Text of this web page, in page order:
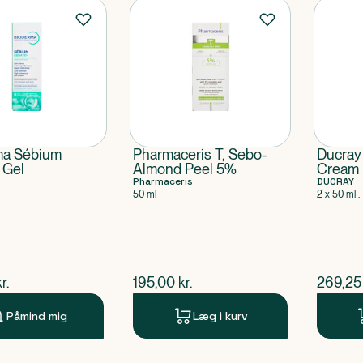
Sébium
pris
Påmind mig
Pharmaceris T, Sebo-
Almond Peel 5%
Pharmaceris
50 ml
$nuværende pris
195,00 kr.
Læg i kurv
Cream
DUCRAY
2 x 50 ml .
$
269,25